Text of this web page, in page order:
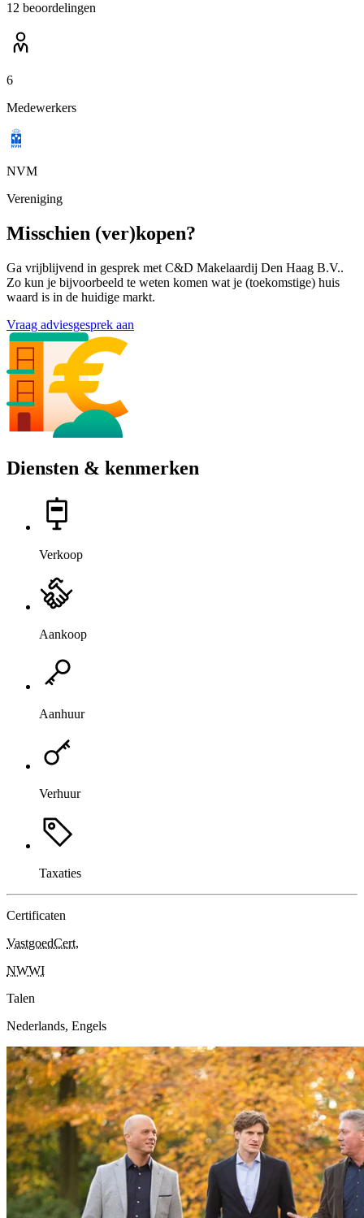
12 beoordelingen
6
Medewerkers
NVM
Vereniging
Misschien (ver)kopen?
Ga vrijblijvend in gesprek met C&D Makelaardij Den Haag B.V..
Zo kun je bijvoorbeeld te weten komen wat je (toekomstige) huis
waard is in de huidige markt.
Vraag adviesgesprek aan
Diensten & kenmerken
Verkoop
Aankoop
Aanhuur
Verhuur
Taxaties
Certificaten
VastgoedCert,
NWWI
Talen
Nederlands, Engels